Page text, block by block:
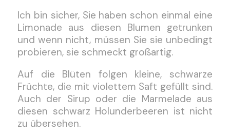
Ich bin sicher, Sie haben schon einmal eine
Limonade aus diesen Blumen getrunken
und wenn nicht, müssen Sie sie unbedingt
probieren, sie schmeckt großartig.
Auf die Blüten folgen kleine, schwarze
Früchte, die mit violettem Saft gefüllt sind.
Auch der Sirup oder die Marmelade aus
diesen schwarz Holunderbeeren ist nicht
zu übersehen.